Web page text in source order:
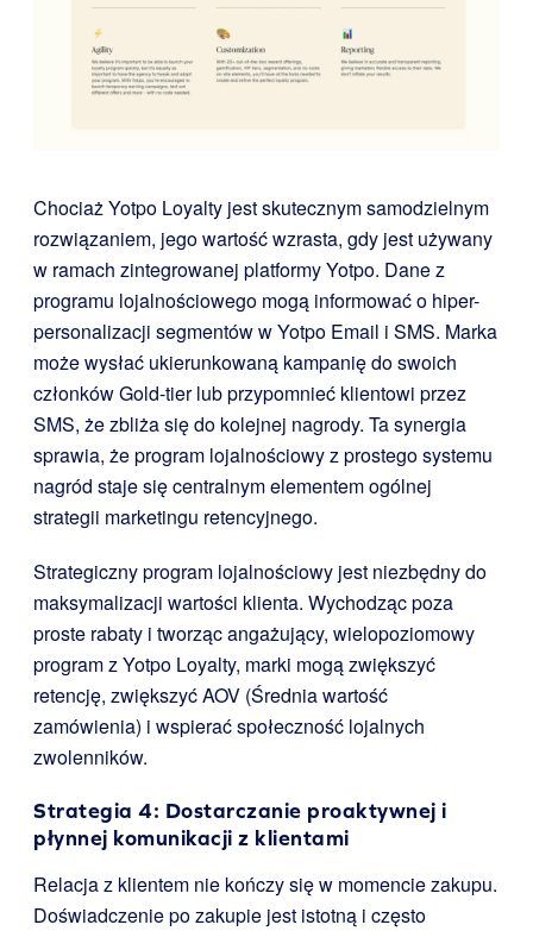
Chociaż Yotpo Loyalty jest skutecznym samodzielnym
rozwiązaniem, jego wartość wzrasta, gdy jest używany
w ramach zintegrowanej platformy Yotpo. Dane z
programu lojalnościowego mogą informować o hiper-
personalizacji segmentów w Yotpo Email i SMS. Marka
może wysłać ukierunkowaną kampanię do swoich
członków Gold-tier lub przypomnieć klientowi przez
SMS, że zbliża się do kolejnej nagrody. Ta synergia
sprawia, że program lojalnościowy z prostego systemu
nagród staje się centralnym elementem ogólnej
strategii marketingu retencyjnego.
Strategiczny program lojalnościowy jest niezbędny do
maksymalizacji wartości klienta. Wychodząc poza
proste rabaty i tworząc angażujący, wielopoziomowy
program z Yotpo Loyalty, marki mogą zwiększyć
retencję, zwiększyć AOV (Średnia wartość
zamówienia) i wspierać społeczność lojalnych
zwolenników.
Strategia 4: Dostarczanie proaktywnej i
płynnej komunikacji z klientami
Relacja z klientem nie kończy się w momencie zakupu.
Doświadczenie po zakupie jest istotną i często